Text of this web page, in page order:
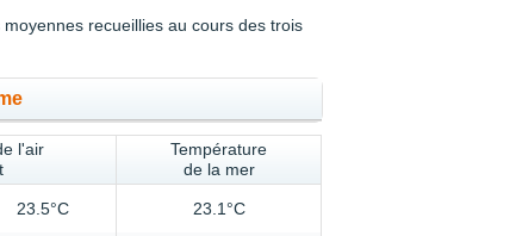
recueillies au cours des trois
l'air
Température
de la mer
23.5°C 23.1°C